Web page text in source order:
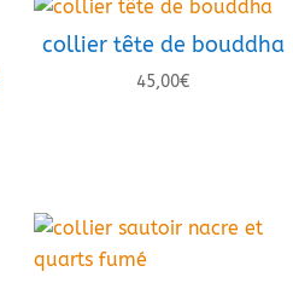
collier tête de bouddha
45,00€